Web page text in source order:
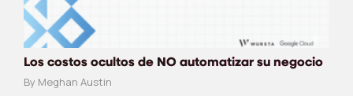
Los costos ocultos de NO automatizar su negocio
By Meghan Austin